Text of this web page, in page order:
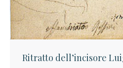
Ritratto dell’incisore